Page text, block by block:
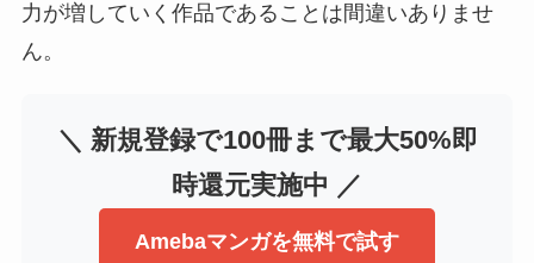
力が増していく作品であることは間違いありませ
ん。
＼ 新規登録で100冊まで最大50%即
時還元実施中 ／
Amebaマンガを無料で試す